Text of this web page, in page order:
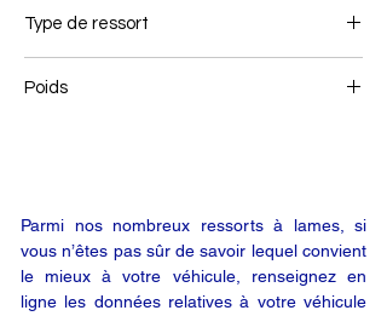
Type de ressort
Poids
Parmi nos nombreux ressorts à lames, si
vous n’êtes pas sûr de savoir lequel convient
le mieux à votre véhicule, renseignez en
ligne les données relatives à votre véhicule